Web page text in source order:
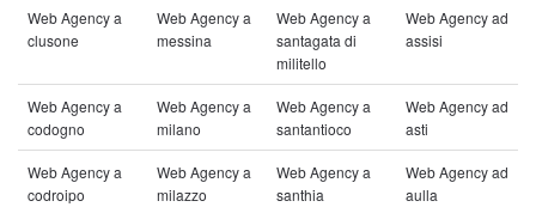
Web Agency a
clusone
Web Agency a
messina
Web Agency a
santagata di
militello
Web Agency ad
assisi
Web Agency a
codogno
Web Agency a
milano
Web Agency a
santantioco
Web Agency ad
asti
Web Agency a
codroipo
Web Agency a
milazzo
Web Agency a
santhia
Web Agency ad
aulla